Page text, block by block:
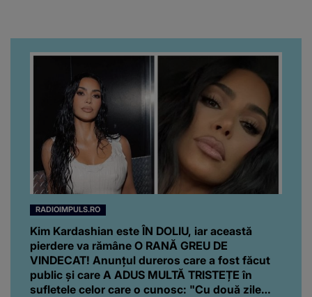
RADIOIMPULS.RO
Kim Kardashian este ÎN DOLIU, iar această
pierdere va rămâne O RANĂ GREU DE
VINDECAT! Anunțul dureros care a fost făcut
public și care A ADUS MULTĂ TRISTEȚE în
sufletele celor care o cunosc: "Cu două zile